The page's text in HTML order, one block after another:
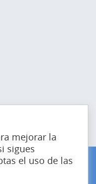
mejorar la
sigues
el uso de las